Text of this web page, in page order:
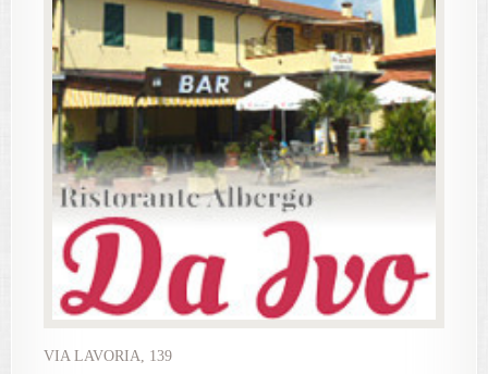
VIA LAVORIA, 139